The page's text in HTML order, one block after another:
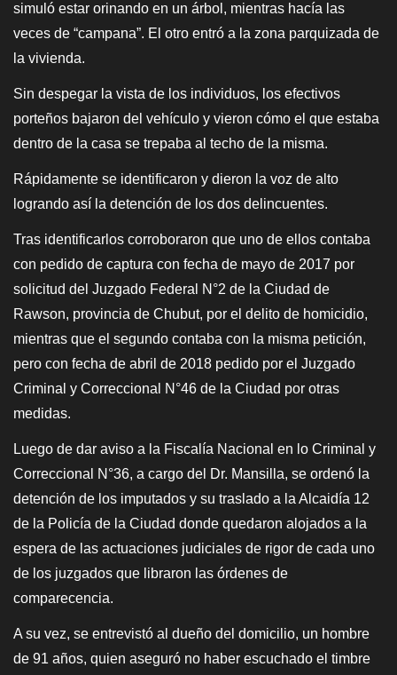
simuló estar orinando en un árbol, mientras hacía las
veces de “campana”. El otro entró a la zona parquizada de
la vivienda.
Sin despegar la vista de los individuos, los efectivos
porteños bajaron del vehículo y vieron cómo el que estaba
dentro de la casa se trepaba al techo de la misma.
Rápidamente se identificaron y dieron la voz de alto
logrando así la detención de los dos delincuentes.
Tras identificarlos corroboraron que uno de ellos contaba
con pedido de captura con fecha de mayo de 2017 por
solicitud del Juzgado Federal N°2 de la Ciudad de
Rawson, provincia de Chubut, por el delito de homicidio,
mientras que el segundo contaba con la misma petición,
pero con fecha de abril de 2018 pedido por el Juzgado
Criminal y Correccional N°46 de la Ciudad por otras
medidas.
Luego de dar aviso a la Fiscalía Nacional en lo Criminal y
Correccional N°36, a cargo del Dr. Mansilla, se ordenó la
detención de los imputados y su traslado a la Alcaidía 12
de la Policía de la Ciudad donde quedaron alojados a la
espera de las actuaciones judiciales de rigor de cada uno
de los juzgados que libraron las órdenes de
comparecencia.
A su vez, se entrevistó al dueño del domicilio, un hombre
de 91 años, quien aseguró no haber escuchado el timbre